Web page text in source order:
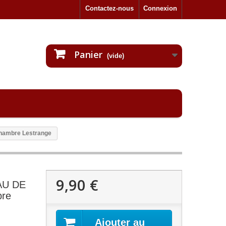
Connexion
Contactez-nous
Panier (vide)
Lestrange
DE
9,90 €
Ajouter au